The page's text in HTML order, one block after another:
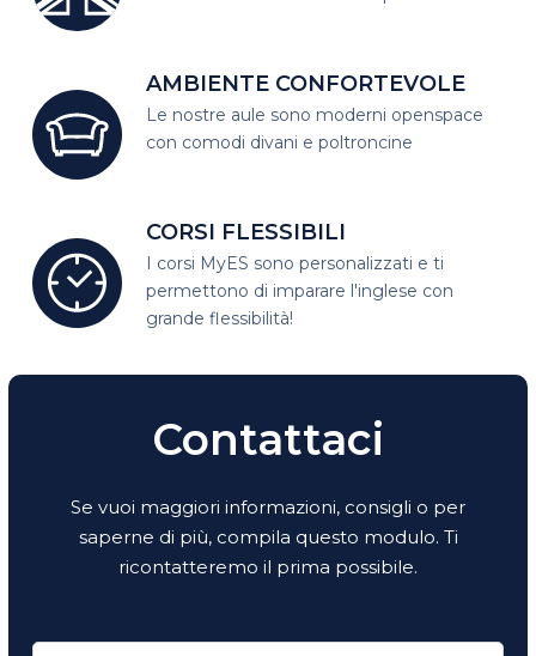
AMBIENTE CONFORTEVOLE
Le nostre aule sono moderni openspace
con comodi divani e poltroncine
CORSI FLESSIBILI
I corsi MyES sono personalizzati eti
permettono di imparare l'inglese con
grande flessibilità!
Contattaci
Se vuoi maggiori informazioni, consigli o per
saperne di più, compila questo modulo. Ti
ricontatteremo il prima possibile.